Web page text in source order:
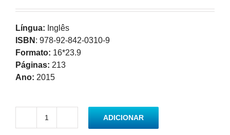
Língua: Inglês
ISBN : 978-92-842-0310-9
Formato: 16*23.9
Páginas: 213
Ano: 2015
Quantidade
ADICIONAR